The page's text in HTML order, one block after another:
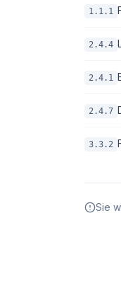
1.1.1
2.4.4
2.4.1
2.4.7
3.3.2
Sie